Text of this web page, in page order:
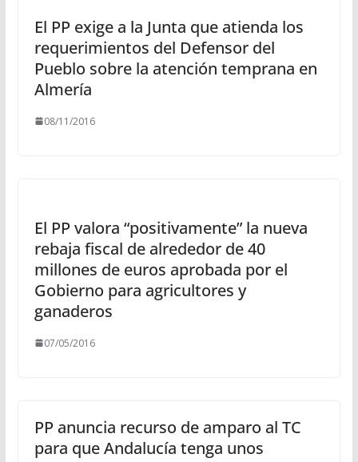
El PP exige a la Junta que atienda los
requerimientos del Defensor del
Pueblo sobre la atención temprana en
Almería
08/11/2016
El PP valora “positivamente” la nueva
rebaja fiscal de alrededor de 40
millones de euros aprobada por el
Gobierno para agricultores y
ganaderos
07/05/2016
PP anuncia recurso de amparo al TC
para que Andalucía tenga unos